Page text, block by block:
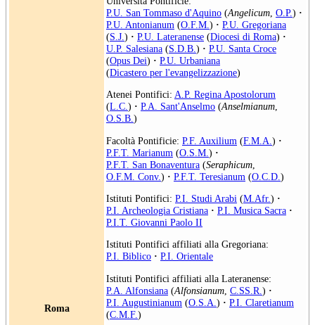
Roma
P.U. San Tommaso d'Aquino (Angelicum O.P.) ·
P.U. Antonianum (O.F.M. ) · P.U. Gregoriana
(S.J. ) · P.U. Lateranense (Diocesi di Roma) ·
U.P. Salesiana (S.D.B. ) · P.U. Santa Croce
(Opus Dei) · P.U. Urbaniana
(Dicastero per l'evangelizzazione)
Atenei Pontifici: A.P. Regina Apostolorum
(L.C.) · P.A. Sant'Anselmo (Anselmianum,
O.S.B.)
Facoltà Pontificie: P.F. Auxilium (F.M.A. ) ·
P.F.T. Marianum (O.S.M. ) ·
P.F.T. San Bonaventura (Seraphicum
O.F.M. Conv.) · P.F.T. Teresianum (O.C.D. )
Istituti Pontifici: P.I. Studi Arabi (M.Afr.) ·
P.I. Archeologia Cristiana · P.I. Musica Sacra ·
P.I.T. Giovanni Paolo II
Istituti Pontifici affiliati alla Gregoriana:
P.I. Biblico · P.I. Orientale
Istituti Pontifici affiliati alla Lateranense:
P.A. Alfonsiana (Alfonsianum C.SS.R. ) ·
P.I. Augustinianum (O.S.A. ) · P.I. Claretianum
(C.M.F.)